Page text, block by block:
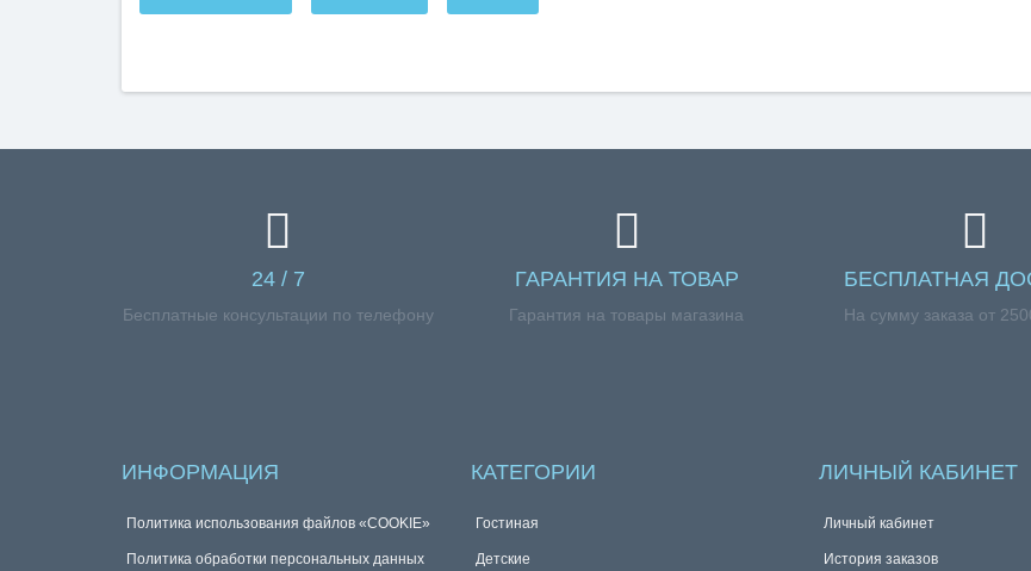
24 / 7
Бесплатные консультации по телефону
ГАРАНТИЯ НА ТОВАР
Гарантия на товары магазина
БЕСПЛАТНАЯ
На сумму заказа от
ИНФОРМАЦИЯ
Политика использования файлов «COOKIE»
Политика обработки персональных данных
КАТЕГОРИИ
Гостиная
Детские
ЛИЧНЫЙ КАБИНЕТ
Личный кабинет
История заказов